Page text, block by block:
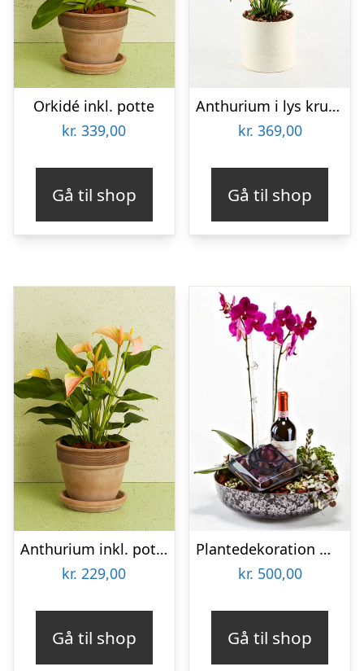
Orkidé inkl. potte
kr. 339,00
Gå til shop
Anthurium i lys krukke – Send blomster med Bloomit
kr. 369,00
Gå til shop
Anthurium inkl. potte
kr. 229,00
Gå til shop
Plantedekoration med vin og lækker chokolade – Send blomster med Bloomit
kr. 500,00
Gå til shop